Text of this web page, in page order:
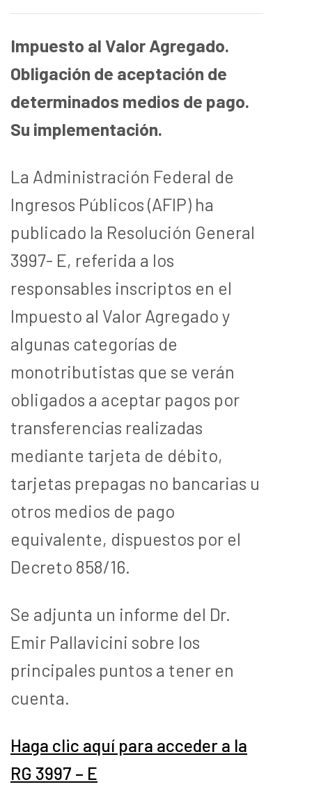
Impuesto al Valor Agregado.
Obligación de aceptación de
determinados medios de pago.
Su implementación.
La Administración Federal de
Ingresos Públicos (AFIP) ha
publicado la Resolución General
3997- E, referida a los
responsables inscriptos en el
Impuesto al Valor Agregado y
algunas categorías de
monotributistas que se verán
obligados a aceptar pagos por
transferencias realizadas
mediante tarjeta de débito,
tarjetas prepagas no bancarias u
otros medios de pago
equivalente, dispuestos por el
Decreto 858/16.
Se adjunta un informe del Dr.
Emir Pallavicini sobre los
principales puntos a tener en
cuenta.
Haga clic aquí para acceder a la
RG 3997 – E